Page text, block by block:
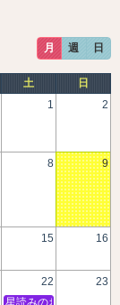
月 週 日
土
日
1
2
8
9
15 16
22
23
星読みのおはなし会